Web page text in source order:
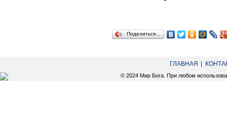
Поделиться…
ГЛАВНАЯ
© 2024 Мир Бога. При любом